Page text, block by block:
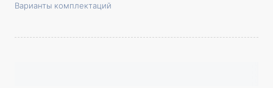
Варианты комплектаций